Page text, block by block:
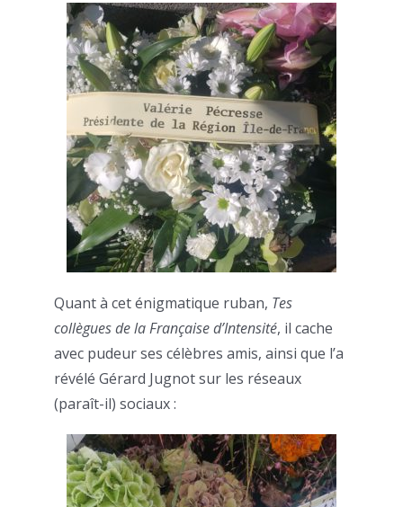
Quant à cet énigmatique ruban, Tes
collègues de la Française d’Intensité, il cache
avec pudeur ses célèbres amis, ainsi que l’a
révélé Gérard Jugnot sur les réseaux
(paraît-il) sociaux :